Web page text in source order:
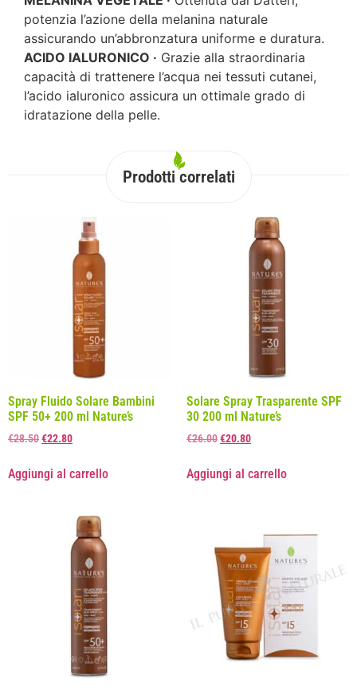
potenzia l’azione della melanina naturale
assicurando un’abbronzatura uniforme e duratura.
ACIDO IALURONICO · Grazie alla straordinaria
capacità di trattenere l’acqua nei tessuti cutanei,
l’acido ialuronico assicura un ottimale grado di
idratazione della pelle.
Prodotti correlati
Spray Fluido Solare Bambini
SPF 50+ 200 ml Nature’s
€28.50€22.80
Aggiungi al carrello
Solare Spray Trasparente SPF
30 200 ml Nature’s
€26.00€20.80
Aggiungi al carrello